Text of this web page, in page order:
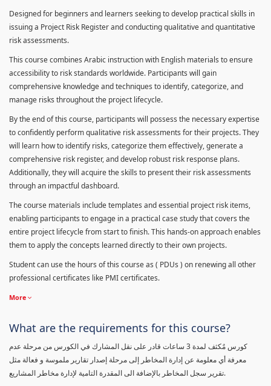
Designed for beginners and learners seeking to develop practical skills in
issuing a Project Risk Register and conducting qualitative and quantitative
risk assessments.
This course combines Arabic instruction with English materials to ensure
accessibility to risk standards worldwide. Participants will gain
comprehensive knowledge and techniques to identify, categorize, and
manage risks throughout the project lifecycle.
By the end of this course, participants will possess the necessary expertise
to confidently perform qualitative risk assessments for their projects. They
will learn how to identify risks, categorize them effectively, generate a
comprehensive risk register, and develop robust risk response plans.
Additionally, they will acquire the skills to present their risk assessments
through an impactful dashboard.
The course materials include templates and essential project risk items,
enabling participants to engage in a practical case study that covers the
entire project lifecycle from start to finish. This hands-on approach enables
them to apply the concepts learned directly to their own projects.
Student can use the hours of this course as ( PDUs ) on renewing all other
professional certificates like PMI certificates.
More
What are the requirements for this course?
كورس مٌكثف لمدة 3 ساعات قادر على نقل المشارك في الكورس من مرحلة عدم
معرفة أي معلومة عن إدارة المخاطر إلى مرحلة إصدار تقارير ملموسة و فعالة مثل
تقرير سجل المخاطر بالإضافة الى المقدرة التامية لإدارة مخاطر المشاريع.